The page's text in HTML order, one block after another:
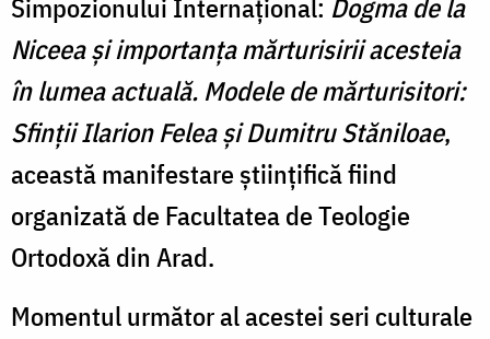
Simpozionului Internațional: Dogma de la
Niceea și importanța mărturisirii acesteia
în lumea actuală. Modele de mărturisitori:
Sfinții Ilarion Felea și Dumitru Stăniloae,
această manifestare științifică fiind
organizată de Facultatea de Teologie
Ortodoxă din Arad.
Momentul următor al acestei seri culturale